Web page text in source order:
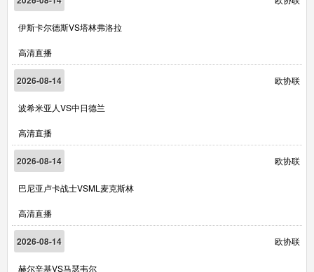
伊斯卡尔德斯VS塔林弗洛拉
高清直播
2026-08-14 欧协联
波希米亚人VS中日德兰
高清直播
2026-08-14 欧协联
巴尼亚卢卡战士VSML麦克斯林
高清直播
2026-08-14 欧协联
赫尔辛基VS马瑟韦尔